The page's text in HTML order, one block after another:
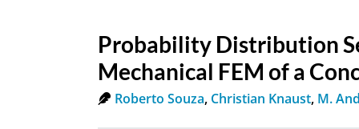
Probability Distribution
Mechanical FEM of a
Roberto Souza, Christian Knaust, M.